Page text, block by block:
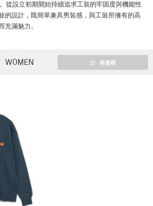
從設立初期開始持續追求工裝的牢固度與機能性
的設計，既簡單兼具男裝感，與工裝所擁有的高
充滿魅力。
WOMEN 再搜尋